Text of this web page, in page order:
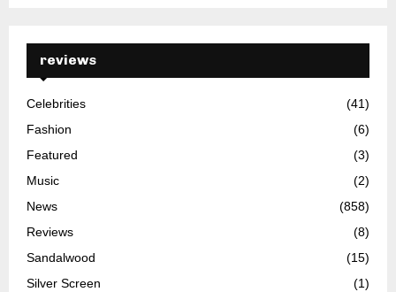
reviews
Celebrities
(41)
Fashion
(6)
Featured
(3)
Music
(2)
News
(858)
Reviews
(8)
Sandalwood
(15)
Silver Screen
(1)